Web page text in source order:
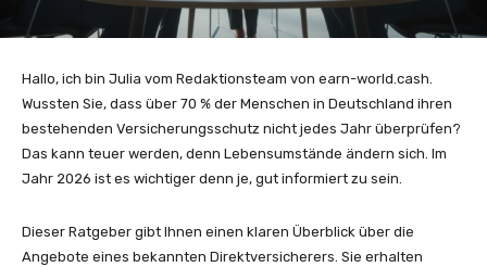
Hallo, ich bin Julia vom Redaktionsteam von earn-world.cash.
Wussten Sie, dass über 70 % der Menschen in Deutschland ihren
bestehenden Versicherungsschutz nicht jedes Jahr überprüfen?
Das kann teuer werden, denn Lebensumstände ändern sich. Im
Jahr 2026 ist es wichtiger denn je, gut informiert zu sein.
Dieser Ratgeber gibt Ihnen einen klaren Überblick über die
Angebote eines bekannten Direktversicherers. Sie erhalten